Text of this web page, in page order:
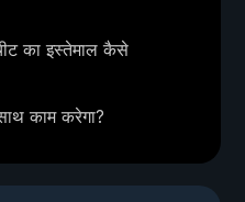
का इस्तेमाल कैसे
काम करेगा?